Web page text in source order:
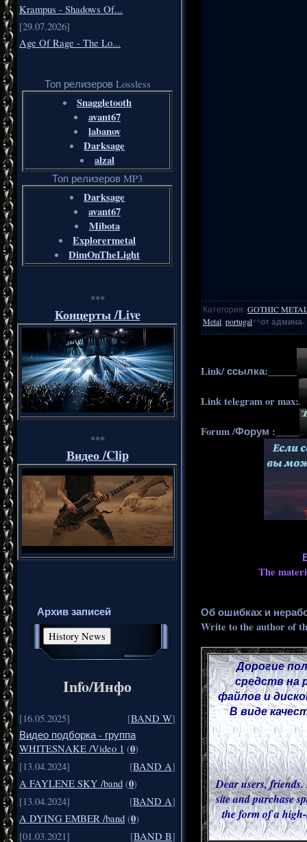
Krampus - Shadows Of...
[29.07.2026]
Age Of Rage - The Lo...
Топ релизеров Lossless
Snaggletooth
avant67
labanov
Darksage
alzal
Топ релизеров MP3
Darksage
avant67
Mibota
Explorermetal
DimOnTheLight
***
Концерты /Live
***
Видео /Clip
Архив записей
Info/Инфо
[16.05.2025] [BAND W]
Видео подборка - группа
WHITESNAKE /Video 1 (0)
[13.04.2024]
[BAND A]
A FAYLENE SKY /band (0)
[13.04.2024]
[BAND A]
A DYING EMBER /band (0)
[01.03.2021]
[BAND B]
Категория: GOTHIC
Metal portugal**от админа-
Link/ ссылка:______
Link telegram or max:
Forum /Форум :_____
The
Об ошибках и
Write to the author of
Дорогие
средств на
файлов и
В виде
Dear users,
site and purchase
the form of a